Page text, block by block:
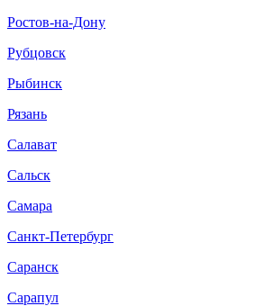
Ростов-на-Дону
Рубцовск
Рыбинск
Рязань
Салават
Сальск
Самара
Санкт-Петербург
Саранск
Сарапул